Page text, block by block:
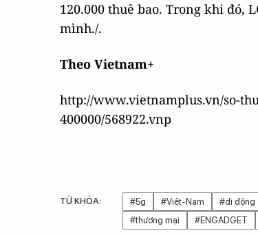
120.000 thuê bao. Trong khi đó,
mình./.
Theo Vietnam+
http://www.vietnamplus.vn/so-
400000/568922.vnp
TỪ KHÓA: #5g #Việt-Nam #di động
#thương mại
#ENGADGET